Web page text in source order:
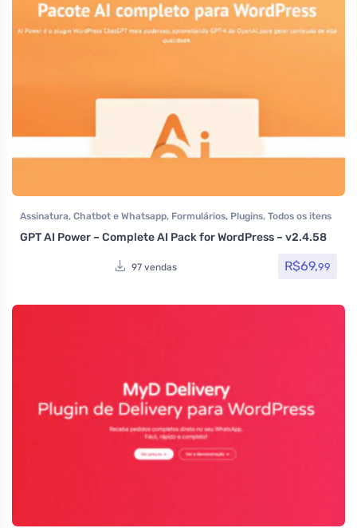
Assinatura, Chatbot e Whatsapp, Formulários, Plugins, Todos os itens
GPT AI Power – Complete AI Pack for WordPress – v2.4.58
97 vendas R$69,99